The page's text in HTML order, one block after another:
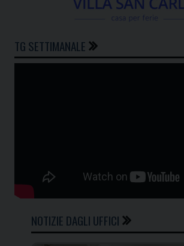
TG SETTIMANALE
NOTIZIE DAGLI UFFICI